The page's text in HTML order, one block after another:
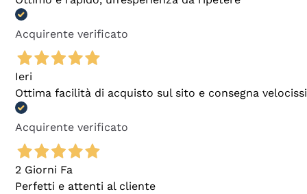
Acquirente verificato
Ieri
Ottima facilità di acquisto sul sito e consegna
Acquirente verificato
2 Giorni Fa
Perfetti e attenti al cliente